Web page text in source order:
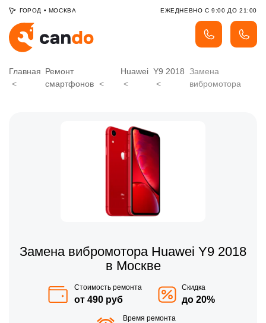
ГОРОД • МОСКВА ЕЖЕДНЕВНО С 9:00 ДО 21:00
Главная Ремонт
смартфонов
Huawei Y9 2018 Замена
вибромотора
Замена вибромотора Huawei Y9 2018
в Москве
Стоимость ремонта
от 490 руб
Скидка
до 20%
Время ремонта